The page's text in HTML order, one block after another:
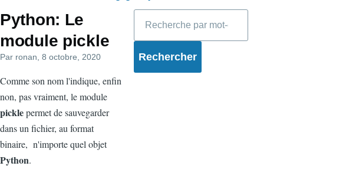
d'Ariane
Python: Le
module pickle
Par ronan , 8 octobre, 2020
Comme son nom l'indique, enfin
non, pas vraiment, le module
picklepermet de sauvegarder
dans un fichier, au format
binaire, n'importe quel objet
Python.